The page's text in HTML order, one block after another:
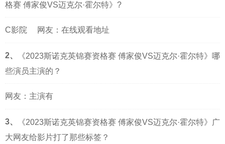
格赛 傅家俊VS迈克尔·霍尔特》?
C影院 网友：在线观看地址
2、
《2023斯诺克英锦赛资格赛 傅家俊VS迈克尔·霍尔特》哪
些演员主演的？
网友：主演有
3、
《2023斯诺克英锦赛资格赛 傅家俊VS迈克尔·霍尔特》广
大网友给影片打了那些标签？